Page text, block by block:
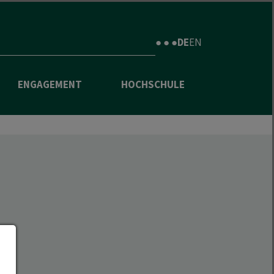
● ● ●DEEN
ENGAGEMENT HOCHSCHULE